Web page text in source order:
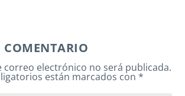
correo electrónico no será publicada.
están marcados con*